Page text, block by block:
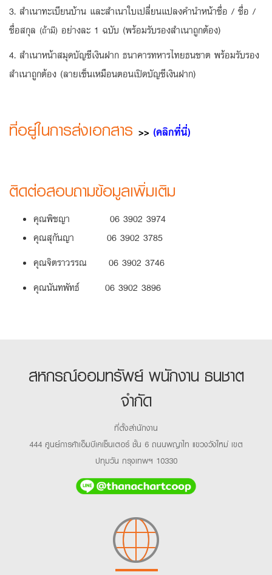
3. สำเนาทะเบียนบ้าน และสำเนาใบเปลี่ยนแปลงคำนำหน้าชื่อ / ชื่อ /
ชื่อสกุล (ถ้ามี) อย่างละ 1 ฉบับ (พร้อมรับรองสำเนาถูกต้อง)
4. สำเนาหน้าสมุดบัญชีเงินฝาก ธนาคารทหารไทยธนชาต พร้อมรับรอง
สำเนาถูกต้อง (ลายเซ็นเหมือนตอนเปิดบัญชีเงินฝาก)
ที่อยู่ในการส่งเอกสาร >> (คลิกที่นี่)
ติดต่อสอบถามข้อมูลเพิ่มเติม
คุณพิชญา 06 3902 3974
คุณสุกันญา 06 3902 3785
คุณจิตราวรรณ 06 3902 3746
คุณนันทพัทธ์ 06 3902 3896
สหกรณ์ออมทรัพย์ พนักงาน ธนชาต
จำกัด
ที่ตั้งสำนักงาน
444 ศูนย์การค้าเอ็มบีเคเซ็นเตอร์ ชั้น 6 ถนนพญาไท แขวงวังใหม่ เขต
ปทุมวัน กรุงเทพฯ 10330